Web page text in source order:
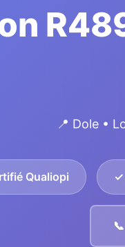
📍 Dole •
Qualiopi ✓